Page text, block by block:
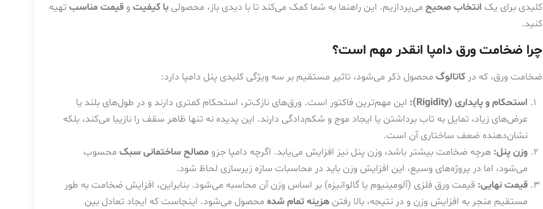
کلیدی برای یک انتخاب صحیح می‌پردازیم. این راهنما به شما کمک می‌کند تا با دیدی باز، محصولی با کیفیت و قیمت مناسب تهیه
کنید.
چرا ضخامت ورق دامپا انقدر مهم است؟
ضخامت ورق، که در کاتالوگ محصول ذکر می‌شود، تاثیر مستقیم بر سه ویژگی کلیدی پنل دامپا دارد:
استحکام و پایداری (Rigidity):
این مهم‌ترین فاکتور است. ورق‌های نازک‌تر، استحکام کمتری دارند و در طول‌های بلند یا
عرض‌های زیاد، تمایل به تاب برداشتن یا ایجاد موج و شکم‌دادگی دارند. این پدیده نه تنها ظاهر سقف را نازیبا می‌کند، بلکه
نشان‌دهنده ضعف ساختاری آن است.
وزن پنل: هرچه ضخامت بیشتر باشد، وزن پنل نیز افزایش می‌یابد. اگرچه دامپا جزو مصالح ساختمانی سبک محسوب
می‌شود، اما در پروژه‌های وسیع، این افزایش وزن باید در محاسبات سازه زیرسازی لحاظ شود.
قیمت نهایی: قیمت ورق فلزی (آلومینیوم یا گالوانیزه) بر اساس وزن آن محاسبه می‌شود. بنابراین، افزایش ضخامت به طور
مستقیم منجر به افزایش وزن و در نتیجه، بالا رفتن هزینه تمام شده محصول می‌شود. اینجاست که ایجاد تعادل بین